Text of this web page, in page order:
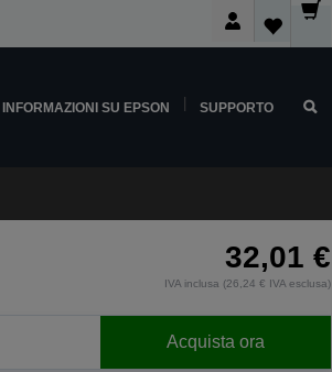
INFORMAZIONI SU EPSON SUPPORTO
32,01 €
IVA inclusa (26,24 € IVA esclusa)
Acquista ora